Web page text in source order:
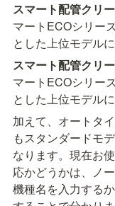
スマート配管クリ
マートECOシリー
とした上位モデル
スマート配管クリ
マートECOシリー
とした上位モデル
加えて、オートタ
もスタンダードモ
なります。現在お
応かどうかは、ノ
機種名を入力する